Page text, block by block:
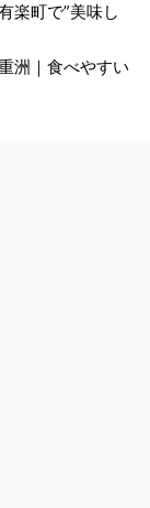
楽町で”美味し
洲｜食べやすい